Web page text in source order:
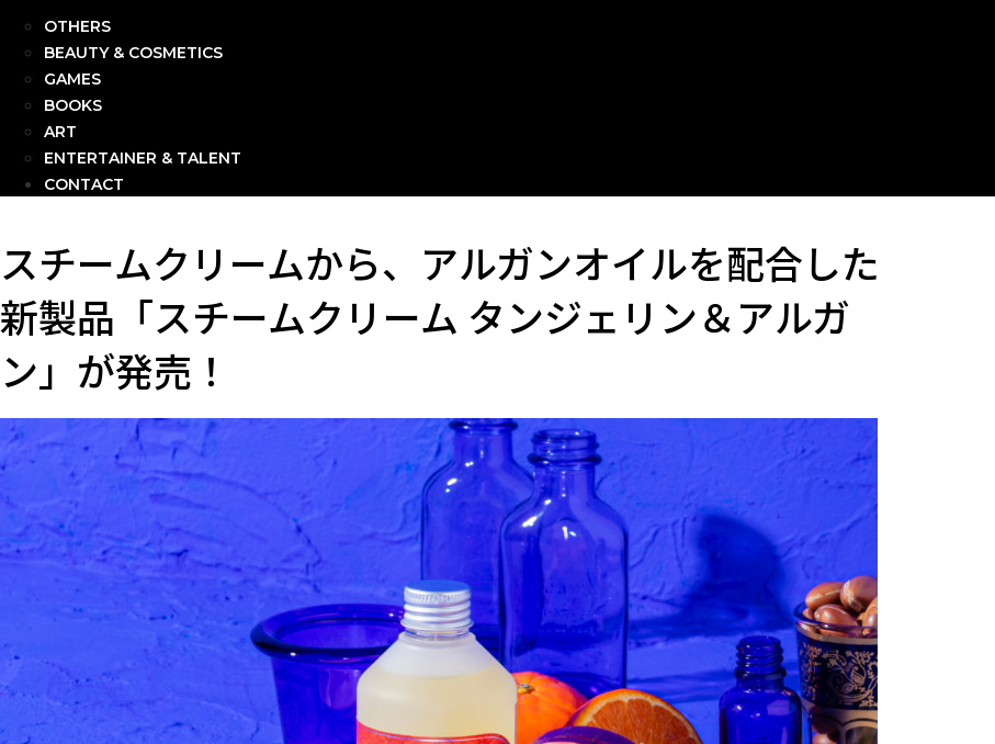
OTHERS
BEAUTY & COSMETICS
GAMES
BOOKS
ART
ENTERTAINER & TALENT
CONTACT
スチームクリームから、アルガンオイルを配合した
新製品「スチームクリーム タンジェリン＆アルガ
ン」が発売！